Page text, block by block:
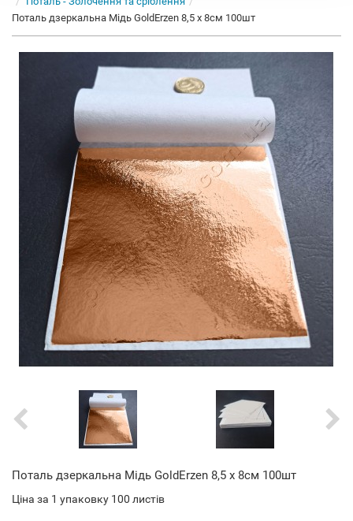
Поталь дзеркальна Мідь GoldErzen 8,5 x 8см 100шт
Поталь дзеркальна Мідь GoldErzen 8,5 x 8см 100шт
Ціна за 1 упаковку 100 листів